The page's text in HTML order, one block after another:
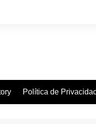
Política de